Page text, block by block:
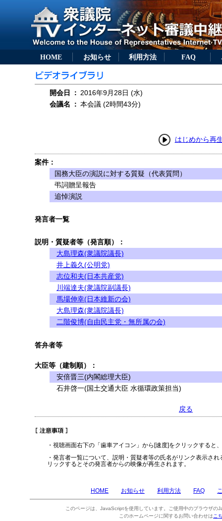
HOME お知らせ 利用方法 FAQ
開会日 ： 2016年9月28日 (水)
会議名
： 本会議 (2時間43分)
はじめから再
案件：
国務大臣の演説に対する質疑（代表質問）
弔詞贈呈報告
追悼演説
発言者一覧
説明・質疑者等（発言順）：
大島理森(衆議院議長)
井上義久(公明党)
志位和夫(日本共産党)
川端達夫(衆議院副議長)
馬場伸幸(日本維新の会)
大島理森(衆議院議長)
二階俊博(自由民主党・無所属の会)
答弁者等
大臣等（建制順）：
安倍晋三(内閣総理大臣)
石井啓一(国土交通大臣 水循環政策担当)
戻る
・視聴画面右下の「歯車アイコン」から[速度]をクリックすると
・発言者一覧について、説明・質疑者等の氏名がリンク表示さ
リックするとその発言者からの映像が再生されます。
HOME お知らせ 利用方法 FAQ
このページは、JavaScriptを使用しています。ご使用中のブラウザの
このホームページに関するお問い合わせは こ